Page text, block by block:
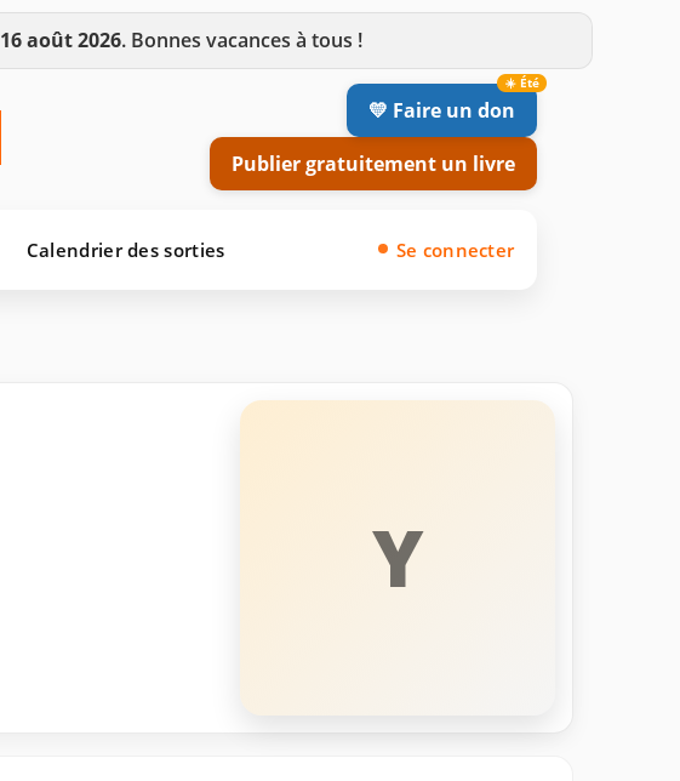
16 août 2026. Bonnes vacances à tous !
💛 Faire un don
Publier gratuitement un livre
Calendrier des sorties Se connecter
Y